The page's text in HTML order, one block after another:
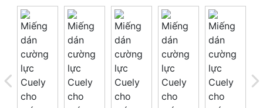
Giá trên 1SP x0 đ
Tổng giá 0 đ